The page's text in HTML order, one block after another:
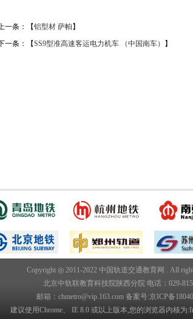
一条：【铝型材 萨帕 】
一条：【SS9型准高速客运电力机车 （中国南车） 】
Copyright ◎ 2011-2022 中国轨道交通教育网 . All
北京中轨联教育科技院陕西分院 电话：029-
邮箱：chmetro@vip.163.com 备案号:京ICP备
建议使用Chrome、 IE 8.0 或以上版本,您的浏览器内核为